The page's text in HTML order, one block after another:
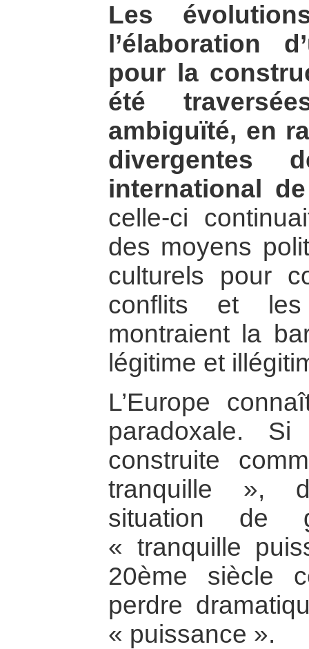
Les
l’élaboration
pour la
été
ambiguïté, en
divergentes
international
celle-ci
des moyens
culturels pour
conflits et les
montraient la
légitime et
L’Europe
paradoxale. Si
construite
tranquille »,
situation de
« tranquille
20ème siècle
perdre
« puissance ».